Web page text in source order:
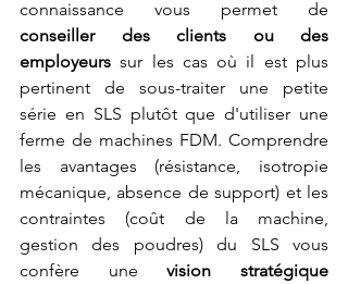
conseiller des clients ou des
employeurs sur les cas où il est plus
pertinent de sous-traiter une petite
série en SLS plutôt que d'utiliser une
ferme de machines FDM. Comprendre
les avantages (résistance, isotropie
mécanique, absence de support) et les
contraintes (coût de la machine,
gestion des poudres) du SLS vous
confère une vision stratégique